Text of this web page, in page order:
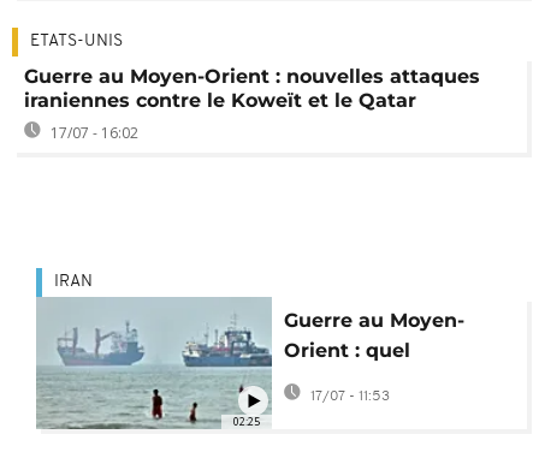
ETATS-UNIS
Guerre au Moyen-Orient : nouvelles attaques
iraniennes contre le Koweït et le Qatar
17/07 - 16:02
02:25
IRAN
Guerre au Moyen-
Orient : quel
surveillance pour le
détroit d'Ormuz ?
17/07 - 11:53